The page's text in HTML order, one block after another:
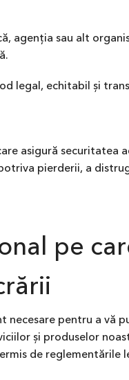
agenția sau alt
legal, echitabil și
asigură securitatea
pierderii, a
pe
necesare pentru a
și produselor
de reglementările